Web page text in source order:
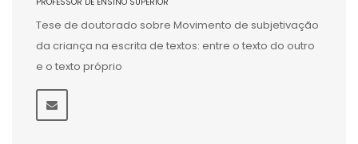
Tese de doutorado sobre Movimento de subjetivação
da criança na escrita de textos: entre o texto do outro
e o texto próprio